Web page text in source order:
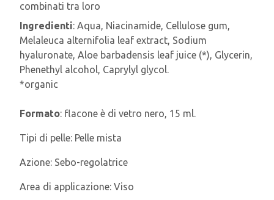
combinati tra loro
Ingredienti: Aqua, Niacinamide, Cellulose gum,
Melaleuca alternifolia leaf extract, Sodium
hyaluronate, Aloe barbadensis leaf juice (*), Glycerin,
Phenethyl alcohol, Caprylyl glycol.
*organic
Formato: flacone è di vetro nero, 15 ml.
Tipi di pelle: Pelle mista
Azione: Sebo-regolatrice
Area di applicazione: Viso